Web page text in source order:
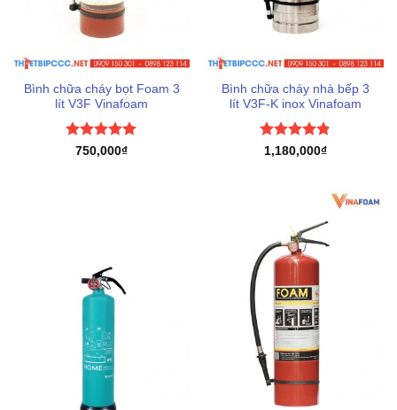
Bình chữa cháy bọt Foam 3
lít V3F Vinafoam
Được xếp
750,000₫
Bình chữa cháy nhà bếp 3
lít V3F-K inox Vinafoam
Được xếp
1,180,000₫